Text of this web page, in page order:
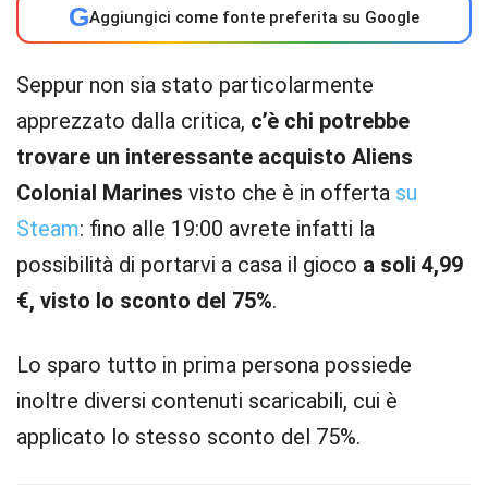
GAggiungici come fonte preferita su Google
Seppur non sia stato particolarmente
apprezzato dalla critica, c’è chi potrebbe
trovare un interessante acquisto Aliens
Colonial Marines visto che è in offerta su
Steam: fino alle 19:00 avrete infatti la
possibilità di portarvi a casa il gioco a soli 4,99
€, visto lo sconto del 75%.
Lo sparo tutto in prima persona possiede
inoltre diversi contenuti scaricabili, cui è
applicato lo stesso sconto del 75%.